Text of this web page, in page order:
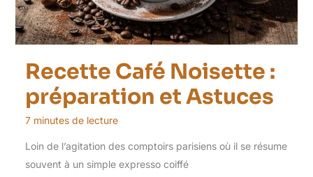
Recette Café Noisette :
préparation et Astuces
7 minutes de lecture
Loin de l’agitation des comptoirs parisiens où il se résume
souvent à un simple expresso coiffé